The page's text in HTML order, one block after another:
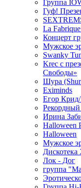
Группа
Гуф!
La
Концерт
Мужское
Swanky
Krec с
Свободы»
Шура
Eximinds
Егор
Ирина
Halloween
Halloween
Мужское
Лок - Дог
группа